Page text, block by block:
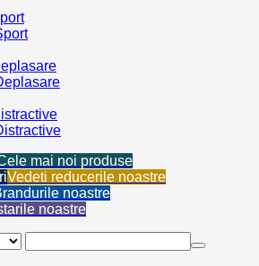
mai noi produse
Vedeti reducerile noastre
noastre
noastre